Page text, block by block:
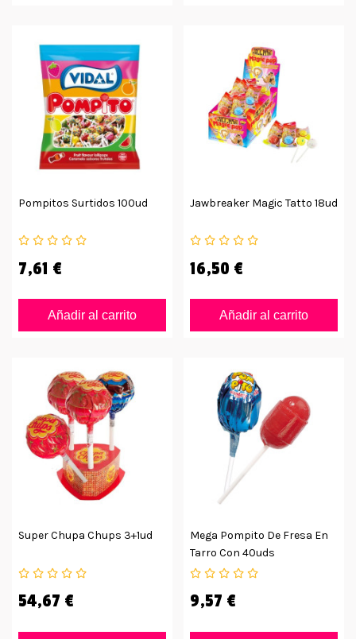
Pompitos Surtidos 100ud
7,61 €
Añadir al carrito
Jawbreaker Magic Tatto 18ud
16,50 €
Añadir al carrito
Super Chupa Chups 3+1ud
54,67 €
Mega Pompito De Fresa En
Tarro Con 40uds
9,57 €